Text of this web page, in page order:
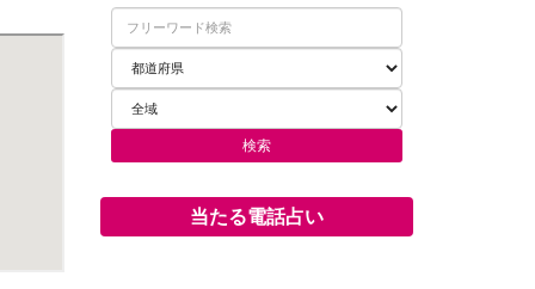
当たる電話占い